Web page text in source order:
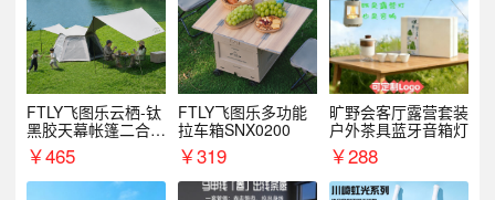
FTLY飞图乐云栖-钛
黑胶天幕帐篷二合一
TMTZ0201
￥465
FTLY飞图乐多功能
拉车箱SNX0200
￥319
旷野会客厅露营套装
户外茶具蓝牙音箱灯
￥288